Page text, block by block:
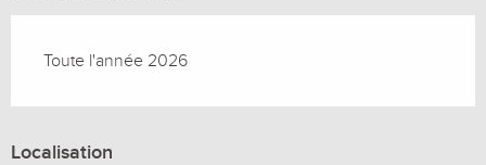
Toute l'année 2026
Localisation